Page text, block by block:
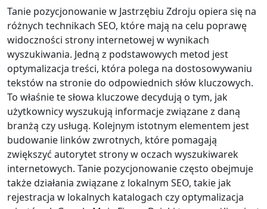
Tanie pozycjonowanie w Jastrzębiu Zdroju opiera się na
różnych technikach SEO, które mają na celu poprawę
widoczności strony internetowej w wynikach
wyszukiwania. Jedną z podstawowych metod jest
optymalizacja treści, która polega na dostosowywaniu
tekstów na stronie do odpowiednich słów kluczowych.
To właśnie te słowa kluczowe decydują o tym, jak
użytkownicy wyszukują informacje związane z daną
branżą czy usługą. Kolejnym istotnym elementem jest
budowanie linków zwrotnych, które pomagają
zwiększyć autorytet strony w oczach wyszukiwarek
internetowych. Tanie pozycjonowanie często obejmuje
także działania związane z lokalnym SEO, takie jak
rejestracja w lokalnych katalogach czy optymalizacja